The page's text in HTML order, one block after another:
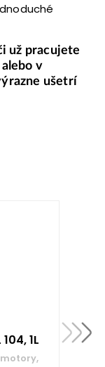
už pracujete
v
ušetrí
1L